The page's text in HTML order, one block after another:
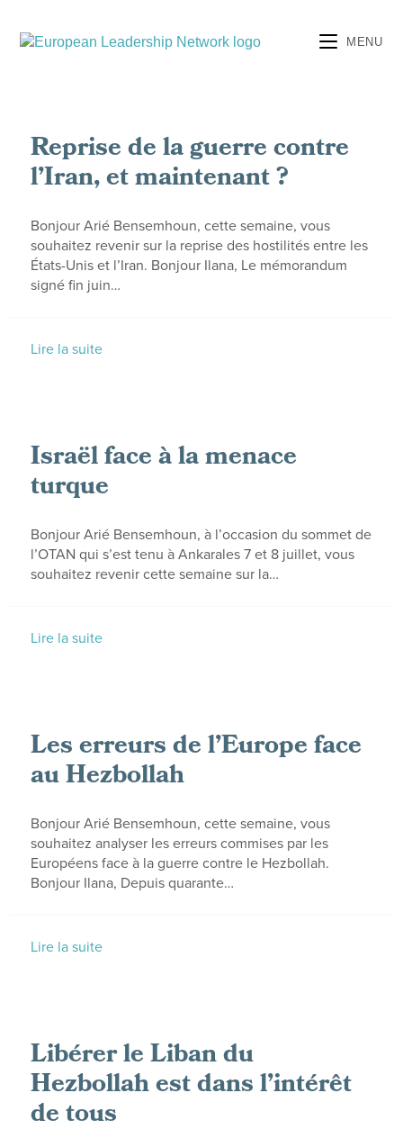
MENU
Reprise de la guerre contre
l’Iran, et maintenant ?
Bonjour Arié Bensemhoun, cette semaine, vous
souhaitez revenir sur la reprise des hostilités entre les
États-Unis et l’Iran. Bonjour Ilana, Le mémorandum
signé fin juin…
Lire la suite
Israël face à la menace
turque
Bonjour Arié Bensemhoun, à l’occasion du sommet de
l’OTAN qui s’est tenu à Ankarales 7 et 8 juillet, vous
souhaitez revenir cette semaine sur la…
Lire la suite
Les erreurs de l’Europe face
au Hezbollah
Bonjour Arié Bensemhoun, cette semaine, vous
souhaitez analyser les erreurs commises par les
Européens face à la guerre contre le Hezbollah.
Bonjour Ilana, Depuis quarante…
Lire la suite
Libérer le Liban du
Hezbollah est dans l’intérêt
de tous